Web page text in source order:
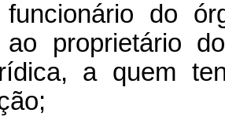
do
ao proprietário
a quem